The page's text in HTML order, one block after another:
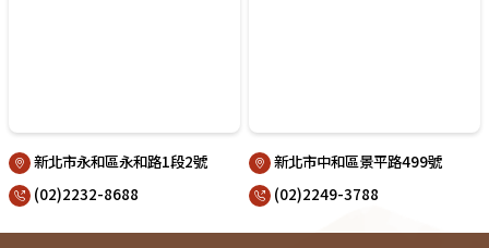
新北市永和區永和路1段2號
(02)2232-8688
新北市中和區景平路499號
(02)2249-3788